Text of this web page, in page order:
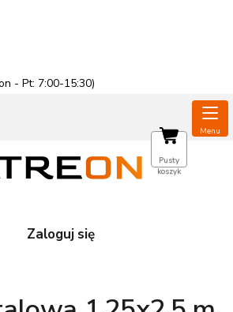
Zaloguj się
KOSZYK
Pusty
koszyk